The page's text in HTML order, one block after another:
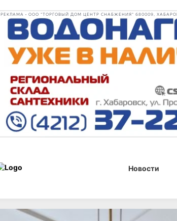
РЕКЛАМА • ООО "ТОРГОВЫЙ ДОМ ЦЕНТР СНАБЖЕНИЯ" 680009,
Новости
Новости 23 июня